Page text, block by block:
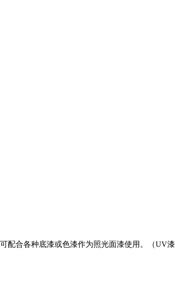
合各种底漆或色漆作为照光面漆使用。（UV漆